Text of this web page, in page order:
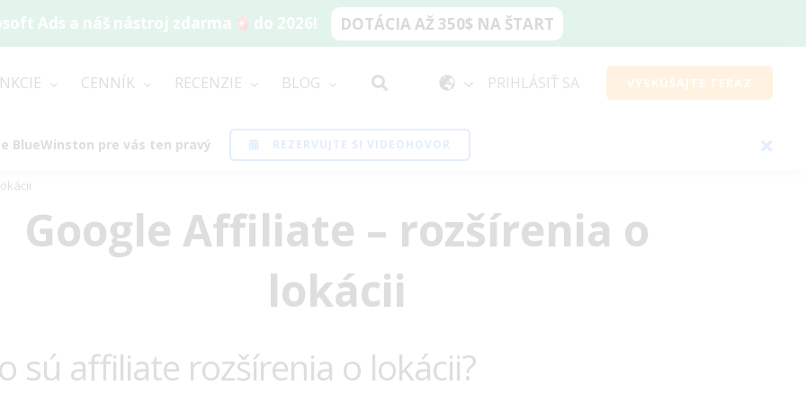
Ads a náš nástroj zdarma do 2026! DOTÁCIA AŽ 350$ NA ŠTART
CENNÍK RECENZIE BLOG PRIHLÁSIŤ SA VYSKÚŠAJTE TERAZ
BlueWinston pre vás ten pravý REZERVUJTE SI VIDEOHOVOR
Google Affiliate – rozšírenia o
lokácii
sú affiliate rozšírenia o lokácii?